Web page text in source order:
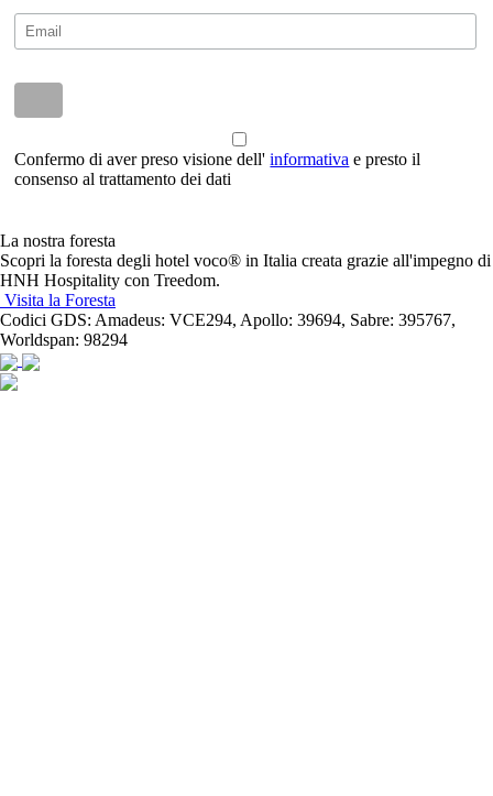
Confermo di aver preso visione dell'informativa e presto il
consenso al trattamento dei dati
La nostra foresta
Scopri la foresta degli hotel voco® in Italia creata grazie all'impegno di
HNH Hospitality con Treedom.
Visita la Foresta
Codici GDS: Amadeus: VCE294, Apollo: 39694, Sabre: 395767,
Worldspan: 98294